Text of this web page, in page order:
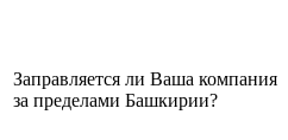
Заправляется ли Ваша компания
за пределами Башкирии?